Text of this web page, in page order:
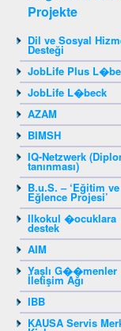
Projekte
Dil ve Sosyal
Desteği
JobLife Plus
JobLife L�beck
AZAM
BIMSH
IQ-Netzwerk
tanınması)
B.u.S. – ‘Eğitim ve
Eğlence Projesi’
Ilkokul �ocuklara
destek
AIM
Yaşlı G��menler
İletişim Ağı
IBB
KAUSA Servis